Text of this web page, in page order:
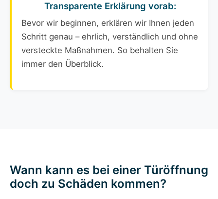
Transparente Erklärung vorab:
Bevor wir beginnen, erklären wir Ihnen jeden
Schritt genau – ehrlich, verständlich und ohne
versteckte Maßnahmen. So behalten Sie
immer den Überblick.
Wann kann es bei einer Türöffnung
doch zu Schäden kommen?